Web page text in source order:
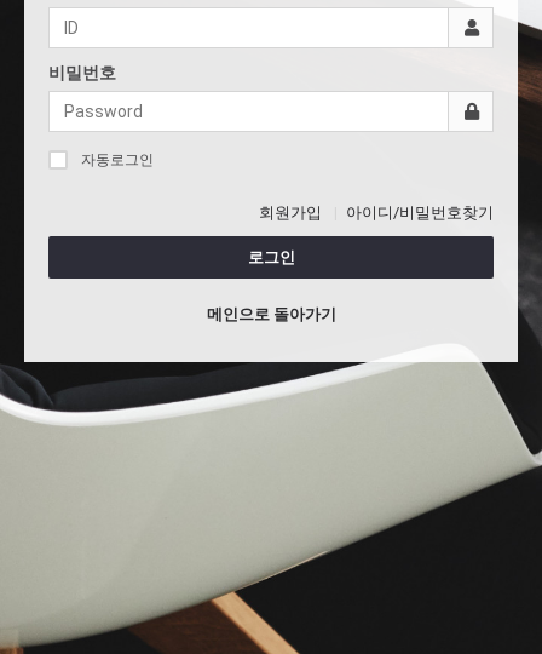
비밀번호
자동로그인
회원가입 아이디/비밀번호찾기
로그인
메인으로 돌아가기